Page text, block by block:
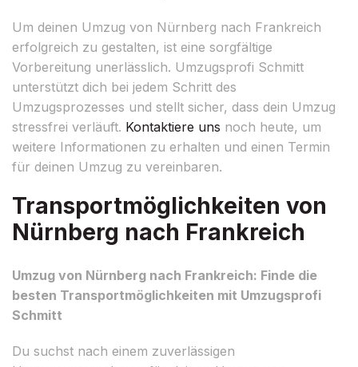
Um deinen Umzug von Nürnberg nach Frankreich
erfolgreich zu gestalten, ist eine sorgfältige
Vorbereitung unerlässlich. Umzugsprofi Schmitt
unterstützt dich bei jedem Schritt des
Umzugsprozesses und stellt sicher, dass dein Umzug
stressfrei verläuft. Kontaktiere uns noch heute, um
weitere Informationen zu erhalten und einen Termin
für deinen Umzug zu vereinbaren.
Transportmöglichkeiten von
Nürnberg nach Frankreich
Umzug von Nürnberg nach Frankreich: Finde die
besten Transportmöglichkeiten mit Umzugsprofi
Schmitt
Du suchst nach einem zuverlässigen